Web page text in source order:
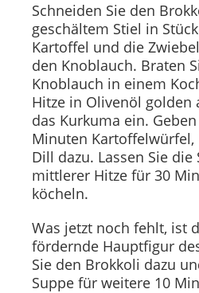
Schneiden Sie den
geschältem Stiel in
Kartoffel und die
den Knoblauch. Braten
Knoblauch in einem
Hitze in Olivenöl golden
das Kurkuma ein.
Minuten Kartoffelwürfel,
Dill dazu. Lassen Sie die
mittlerer Hitze für 30
köcheln.
Was jetzt noch fehlt, ist
fördernde Hauptfigur
Sie den Brokkoli dazu
Suppe für weitere 10